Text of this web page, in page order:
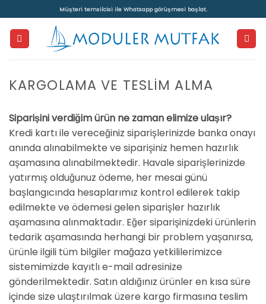
atla
Müşteri temsilcisi ile Whatsapp görüşmesi başlat.
KARGOLAMA VE TESLIM ALMA
Siparişini verdiğim ürün ne zaman elimize ulaşır?
Kredi kartı ile vereceğiniz siparişlerinizde banka onayı
anında alınabilmekte ve siparişiniz hemen hazırlık
aşamasına alınabilmektedir. Havale siparişlerinizde
yatırmış olduğunuz ödeme, her mesai günü
başlangıcında hesaplarımız kontrol edilerek takip
edilmekte ve ödemesi gelen siparişler hazırlık
aşamasına alınmaktadır. Eğer siparişinizdeki ürünlerin
tedarik aşamasında herhangi bir problem yaşanırsa,
ürünle ilgili tüm bilgiler mağaza yetkililerimizce
sistemimizde kayıtlı e-mail adresinize
gönderilmektedir. Satın aldığınız ürünler en kısa süre
içinde size ulaştırılmak üzere kargo firmasına teslim